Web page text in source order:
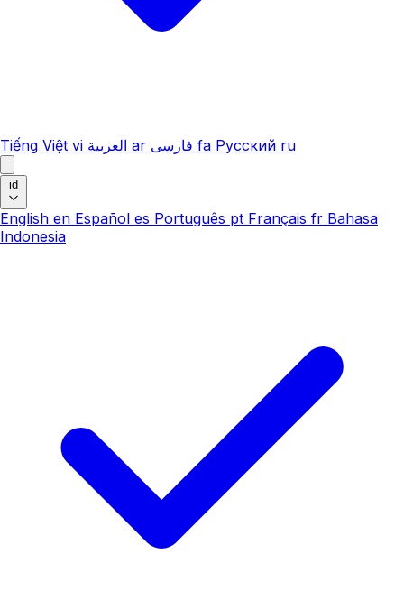
Tiếng Việt vi العربية ar فارسی fa Русский ru
id
English en Español es Português pt Français fr Bahasa
Indonesia